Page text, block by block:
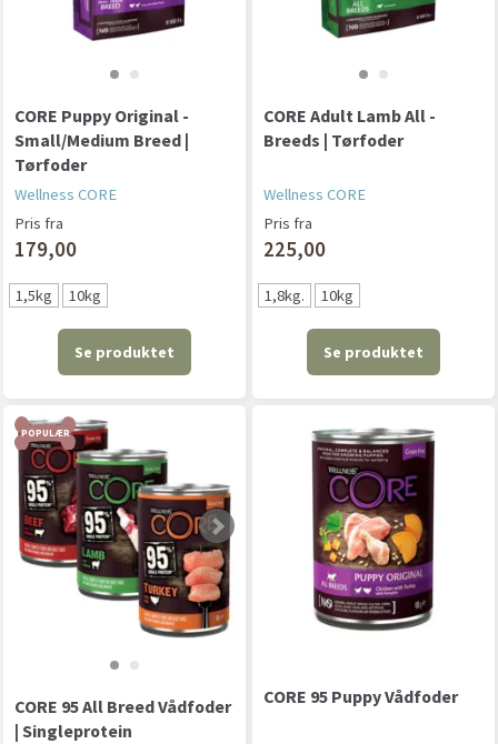
CORE Puppy Original -
Small/Medium Breed |
Tørfoder
Wellness CORE
Pris fra
179,00
1,5kg 10kg
Se produktet
CORE Adult Lamb All -
Breeds | Tørfoder
Wellness CORE
Pris fra
225,00
1,8kg. 10kg
Se produktet
POPULÆR
CORE 95 All Breed Vådfoder
| Singleprotein
CORE 95 Puppy Vådfoder